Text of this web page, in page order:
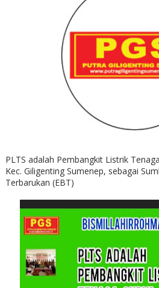
PLTS adalah Pembangkit Listrik
Kec. Giligenting Sumenep, sebagai
Terbarukan (EBT)